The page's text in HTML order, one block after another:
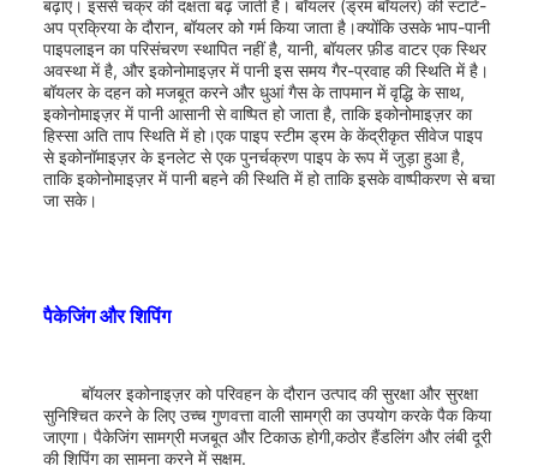
बढ़ाएं। इससे चक्र की दक्षता बढ़ जाती है। बॉयलर (ड्रम बॉयलर) की स्टार्ट-
अप प्रक्रिया के दौरान, बॉयलर को गर्म किया जाता है।क्योंकि उसके भाप-पानी
पाइपलाइन का परिसंचरण स्थापित नहीं है, यानी, बॉयलर फ़ीड वाटर एक स्थिर
अवस्था में है, और इकोनोमाइज़र में पानी इस समय गैर-प्रवाह की स्थिति में है।
बॉयलर के दहन को मजबूत करने और धुआं गैस के तापमान में वृद्धि के साथ,
इकोनोमाइज़र में पानी आसानी से वाष्पित हो जाता है, ताकि इकोनोमाइज़र का
हिस्सा अति ताप स्थिति में हो।एक पाइप स्टीम ड्रम के केंद्रीकृत सीवेज पाइप
से इकोनॉमाइज़र के इनलेट से एक पुनर्चक्रण पाइप के रूप में जुड़ा हुआ है,
ताकि इकोनोमाइज़र में पानी बहने की स्थिति में हो ताकि इसके वाष्पीकरण से बचा
जा सके।
पैकेजिंग और शिपिंग
बॉयलर इकोनाइज़र को परिवहन के दौरान उत्पाद की सुरक्षा और सुरक्षा
सुनिश्चित करने के लिए उच्च गुणवत्ता वाली सामग्री का उपयोग करके पैक किया
जाएगा। पैकेजिंग सामग्री मजबूत और टिकाऊ होगी,कठोर हैंडलिंग और लंबी दूरी
की शिपिंग का सामना करने में सक्षम.